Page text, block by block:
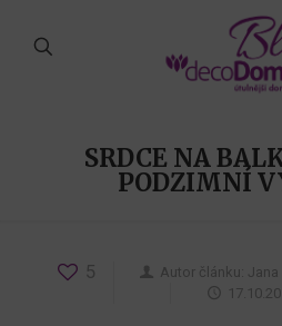
SRDCE NA
PODZIMNÍ
5 Autor článku: